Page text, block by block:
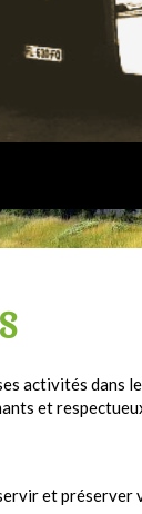
activités dans
et
et préserver